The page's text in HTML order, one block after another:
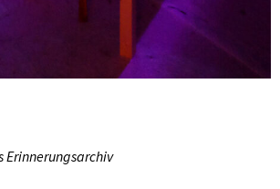
Erinnerungsarchiv